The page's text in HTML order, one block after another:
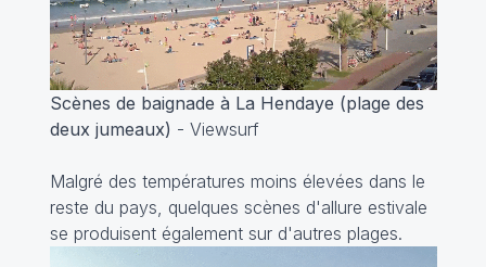
Scènes de baignade à La Hendaye (plage des
deux jumeaux) - Viewsurf
Malgré des températures moins élevées dans le
reste du pays, quelques scènes d'allure estivale
se produisent également sur d'autres plages.